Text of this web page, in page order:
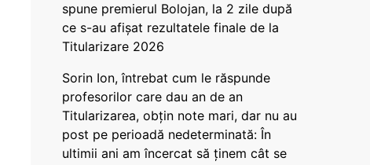
spune premierul Bolojan, la 2 zile după
ce s-au afișat rezultatele finale de la
Titularizare 2026
Sorin Ion, întrebat cum le răspunde
profesorilor care dau an de an
Titularizarea, obțin note mari, dar nu au
post pe perioadă nedeterminată: În
ultimii ani am încercat să ținem cât se